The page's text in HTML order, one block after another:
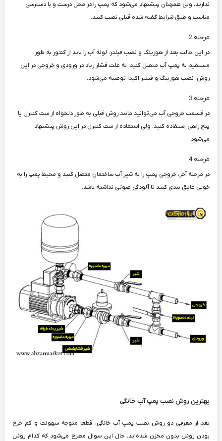
ندارید. ولی همچنان پیشنهاد می‌شود که پمپ را در محل درست و با دسترسی
مناسب و طبق شرایط گفته شده قبلی نصب کنید.
مرحله 2
در این حالت بعد از هوزینگ و نصب فیلتر، لوله آب را باید از کنتور به طور
مستقیم به پمپ آب متصل کنید. به علت فشار زیاد در ورودی و خروجی در این
روش، نصب هوزینگ و فیلتر اکیدا توصیه می‌شود.
مرحله 3
در قسمت خروجی آب می‌توانید مانند روش قبلی به طور دلخواه از ست کنترل یا
پنج راهی استفاده کنید. ولی استفاده از ست کنترل در این روش پیشنهاد
می‌شود.
مرحله 4
در مرحله آخر، خروجی پمپ را به شیر آب ساختمان متصل کنید و محیط پمپ را به
خوبی عایق بندی کنید تا آلودگی صوتی نداشته باشد.
بهترین روش نصب پمپ آب خانگی
بعد از معرفی دو روش نصب پمپ آب خانگی، قطعا متوجه سهولت و کم خرج
بودن روش بدون مخزن شده‌اید. حال این سوال مطرح می‌شود که کدام روش